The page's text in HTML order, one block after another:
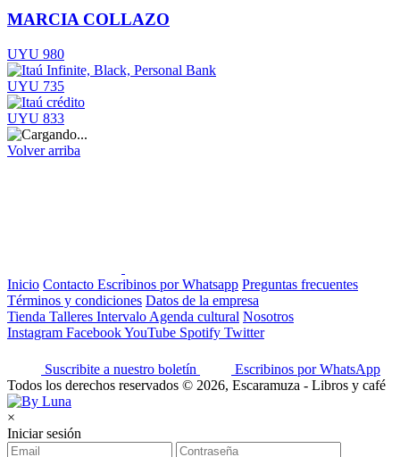
MARCIA COLLAZO
UYU 980
UYU 735
UYU 833
Volver arriba
Inicio Contacto Escribinos por Whatsapp Preguntas frecuentes
Términos y condiciones Datos de la empresa
Tienda Talleres Intervalo Agenda cultural Nosotros
Instagram FacebookYouTube Spotify Twitter
Suscribite a nuestro boletín
Escribinos por WhatsApp
Todos los derechos reservados © 2026, Escaramuza - Libros y café
×
Iniciar sesión